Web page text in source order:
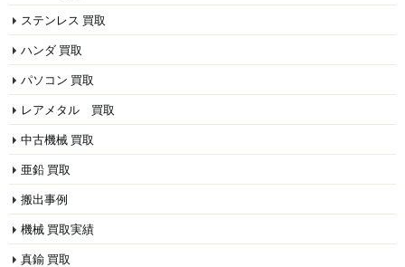
ステンレス 買取
ハンダ 買取
パソコン 買取
レアメタル 買取
中古機械 買取
亜鉛 買取
搬出事例
機械 買取実績
真鍮 買取